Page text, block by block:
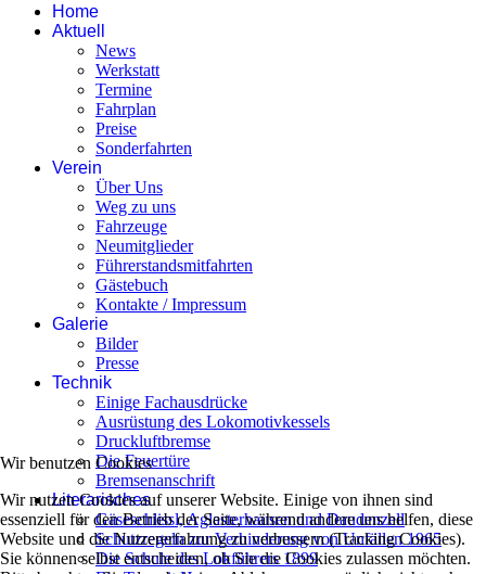
Home
Aktuell
News
Werkstatt
Termine
Fahrplan
Preise
Sonderfahrten
Verein
Über Uns
Weg zu uns
Fahrzeuge
Neumitglieder
Führerstandsmitfahrten
Gästebuch
Kontakte / Impressum
Galerie
Bilder
Presse
Technik
Einige Fachausdrücke
Ausrüstung des Lokomotivkessels
Druckluftbremse
Die Feuertüre
Bremsenanschrift
Literarisches
Gäseschlissl, Aglasterhausen und Daudenzell
Schutzregeln zur Verhinderung von Unfällen 1965
Die Schule des Lokführers 1899
Wir benutzen Cookies
Wir nutzen Cookies auf unserer Website. Einige von ihnen sind
essenziell für den Betrieb der Seite, während andere uns helfen, diese
Website und die Nutzererfahrung zu verbessern (Tracking Cookies).
Sie können selbst entscheiden, ob Sie die Cookies zulassen möchten.